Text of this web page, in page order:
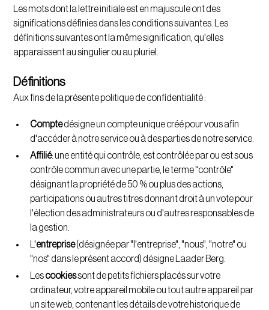
Les mots dont la lettre initiale est en majuscule ont des
significations définies dans les conditions suivantes. Les
définitions suivantes ont la même signification, qu'elles
apparaissent au singulier ou au pluriel.
Définitions
Aux fins de la présente politique de confidentialité :
Comptedésigne un compte unique créé pour vous afin
d'accéder à notre service ou à des parties de notre service.
Affilié: une entité qui contrôle, est contrôlée par ou est sous
contrôle commun avec une partie, le terme "contrôle"
désignant la propriété de 50 % ou plus des actions,
participations ou autres titres donnant droit à un vote pour
l'élection des administrateurs ou d'autres responsables de
la gestion.
L'entreprise(désignée par "l'entreprise", "nous", "notre" ou
"nos" dans le présent accord) désigne Laader Berg.
Lescookiessont de petits fichiers placés sur votre
ordinateur, votre appareil mobile ou tout autre appareil par
un site web, contenant les détails de votre historique de